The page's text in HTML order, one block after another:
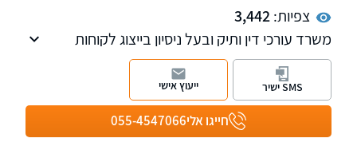
צפיות:3,442
משרד עורכי דין ותיק ובעל ניסיון בייצוג לקוחות
כפיר יפת מנוסה ומיומן מאוד בחקירות עדים, הגשת
ראיות וליווי מומחים לעדות בבית משפט, לרבות
ייצוג גופים גדולים במשק ורשויות מקומיות
מהגדולות והמובילות בישראל. למשרד מספר
חייגו אלי055-4547066
SMS ישיר ייעוץ אישי